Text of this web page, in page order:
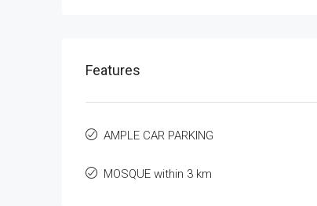
Features
AMPLE CAR PARKING
MOSQUE within 3 km